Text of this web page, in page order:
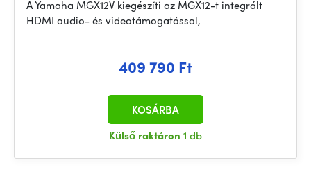
A Yamaha MGX12V kiegészíti az MGX12-t integrált
HDMI audio- és videotámogatással,
409 790 Ft
Külső raktáron 1 db
KOSÁRBA